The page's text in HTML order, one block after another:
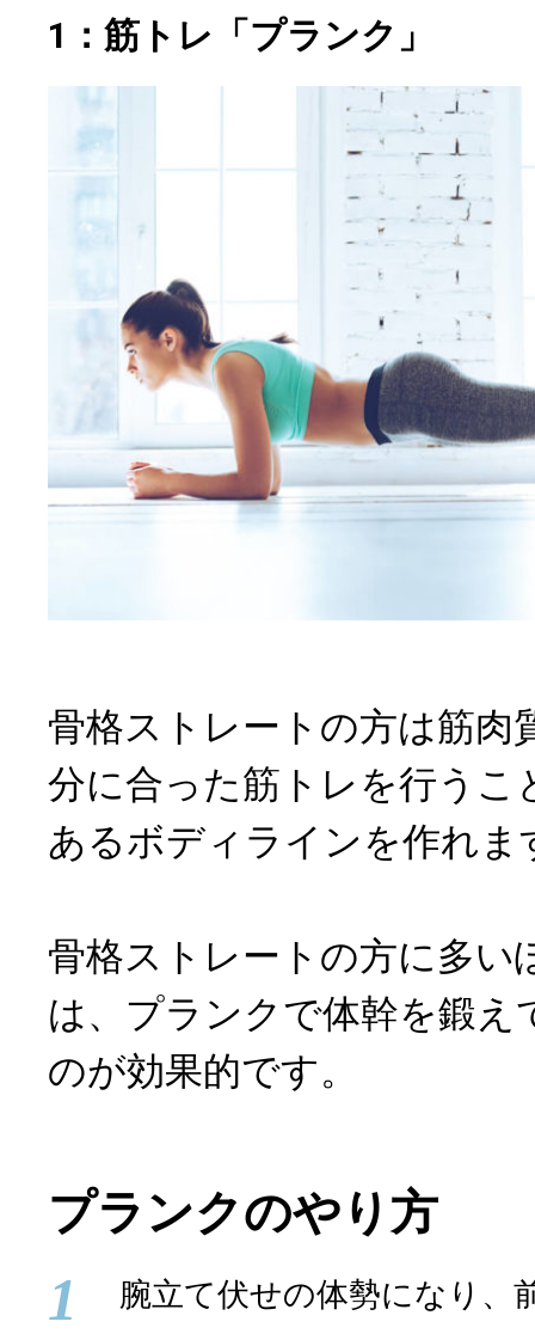
1：筋トレ「プランク」
骨格ストレートの方は筋肉
分に合った筋トレを行うこ
あるボディラインを作れま
骨格ストレートの方に多い
は、プランクで体幹を鍛え
のが効果的です。
プランクのやり方
1 腕立て伏せの体勢になり、